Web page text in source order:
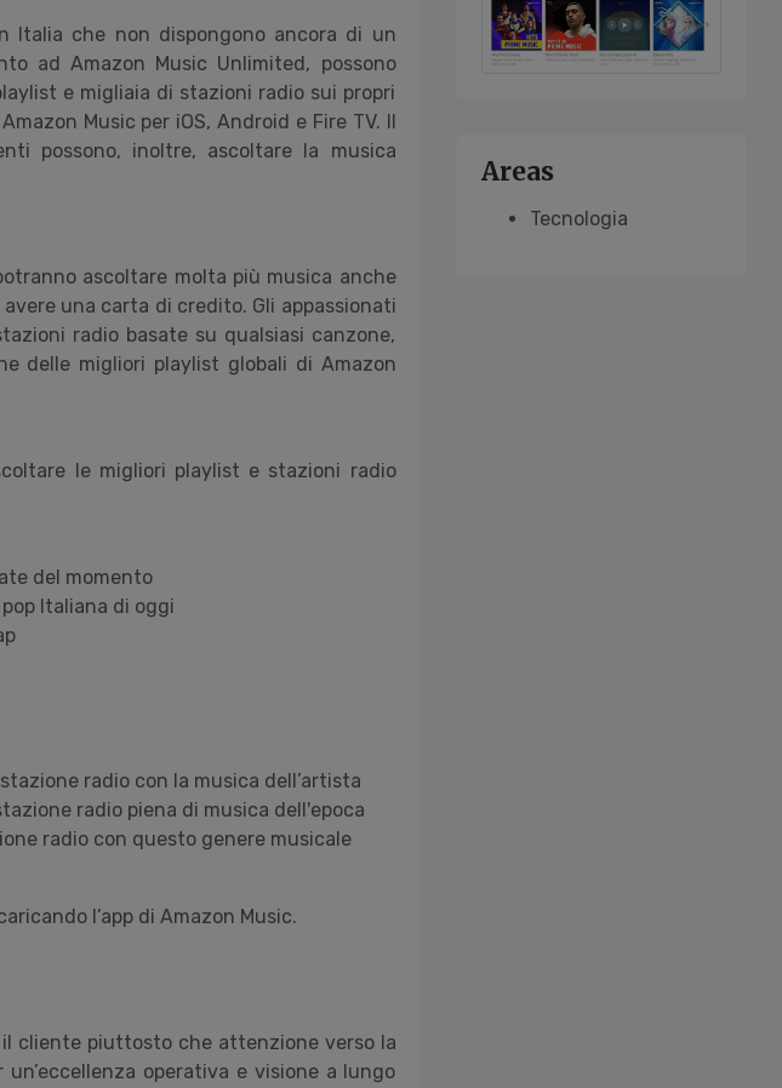
Italia che non dispongono ancora di un
ad Amazon Music Unlimited, possono
e migliaia di stazioni radio sui propri
Music per iOS, Android e Fire TV. Il
possono, inoltre, ascoltare la musica
ascoltare molta più musica anche
una carta di credito. Gli appassionati
radio basate su qualsiasi canzone,
delle migliori playlist globali di Amazon
le migliori playlist e stazioni radio
del momento
Italiana di oggi
radio con la musica dell’artista
radio piena di musica dell'epoca
radio con questo genere musicale
l’app di Amazon Music.
cliente piuttosto che attenzione verso la
operativa e visione a lungo
Areas
Tecnologia